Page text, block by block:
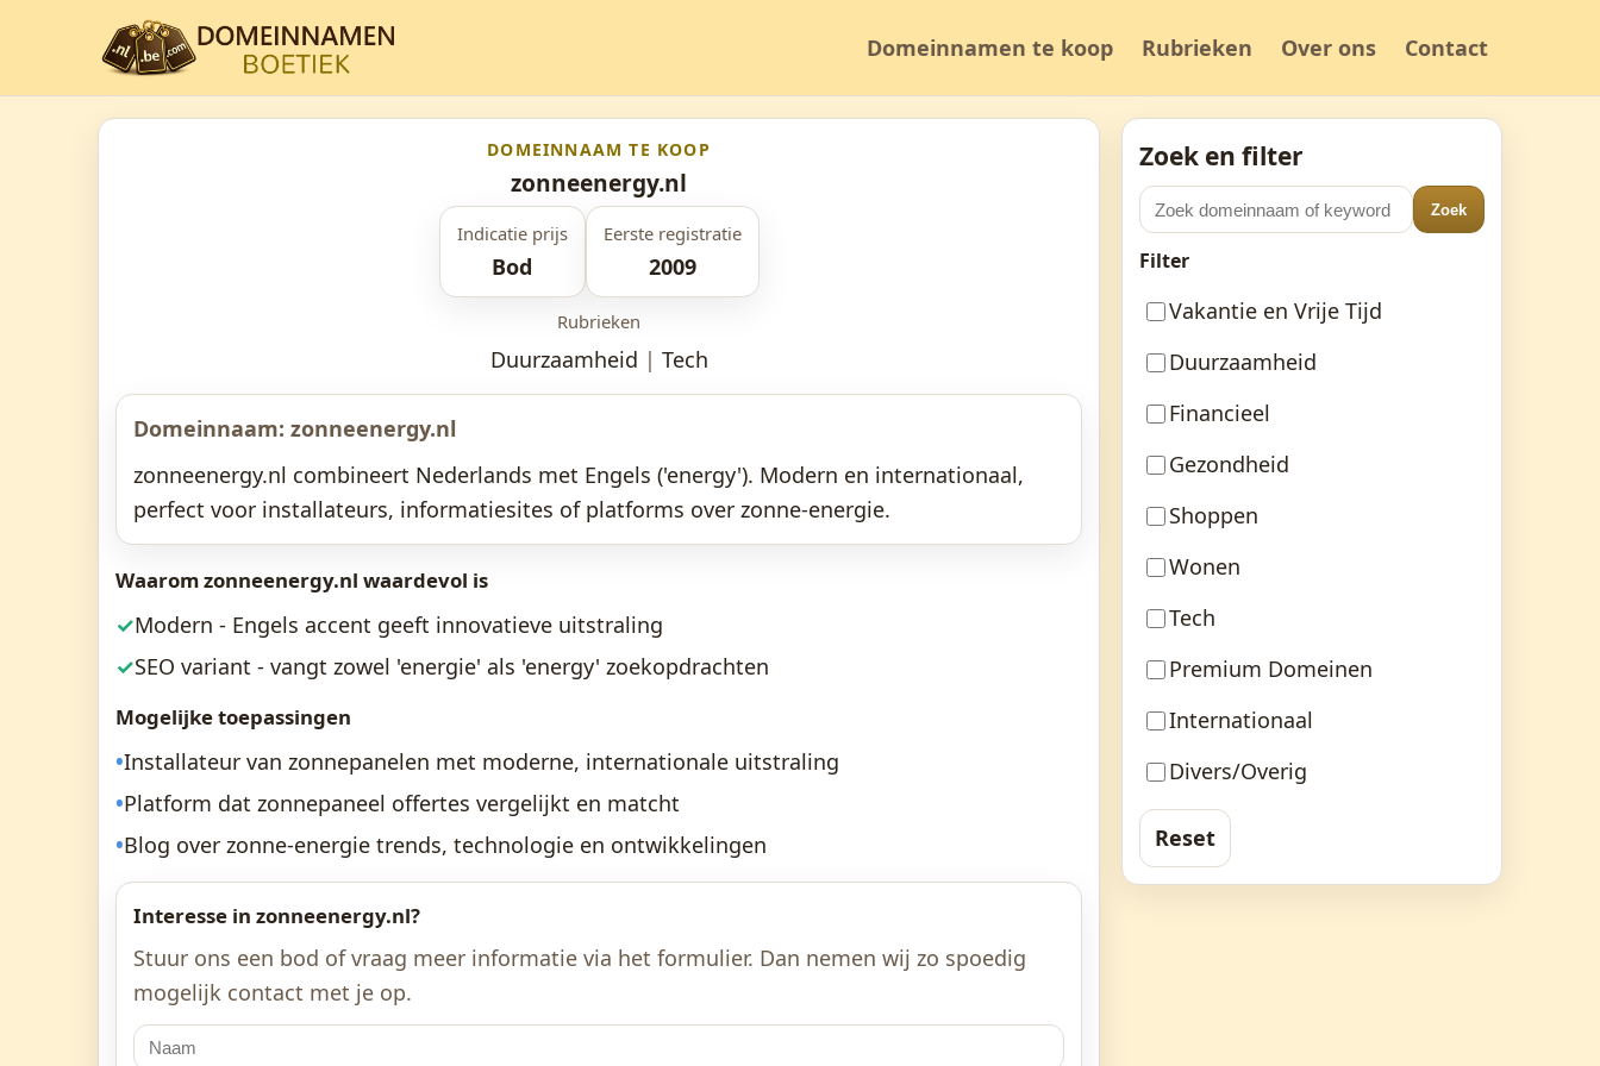
Domeinnamen te koop Rubrieken Over ons Contact
DOMEINNAAM TE KOOP
zonneenergy.nl
Indicatie prijs
Bod
Eerste registratie
2009
Rubrieken
Duurzaamheid | Tech
Domeinnaam: zonneenergy.nl
zonneenergy.nl combineert Nederlands met Engels ('energy'). Modern en internationaal,
perfect voor installateurs, informatiesites of platforms over zonne-energie.
Waarom zonneenergy.nl waardevol is
✓Modern - Engels accent geeft innovatieve uitstraling
✓SEO variant - vangt zowel 'energie' als 'energy' zoekopdrachten
Mogelijke toepassingen
•Installateur van zonnepanelen met moderne, internationale uitstraling
•Platform dat zonnepaneel offertes vergelijkt en matcht
•Blog over zonne-energie trends, technologie en ontwikkelingen
Interesse in zonneenergy.nl?
Stuur ons een bod of vraag meer informatie via het formulier. Dan nemen wij zo spoedig
mogelijk contact met je op.
Zoek en filter
Zoek
Filter
Vakantie en Vrije Tijd
Duurzaamheid
Financieel
Gezondheid
Shoppen
Wonen
Tech
Premium Domeinen
Internationaal
Divers/Overig
Reset